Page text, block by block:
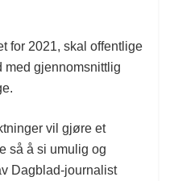
for 2021, skal offentlige
med gjennomsnittlig
vil gjøre et
så å si umulig og
Dagblad-journalist